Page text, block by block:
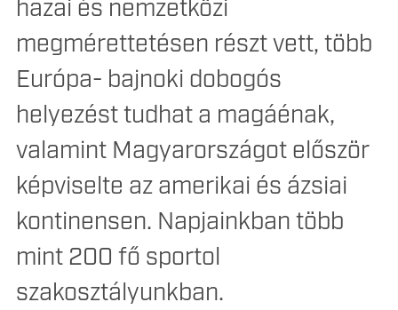
hazai és nemzetközi
megmérettetésen részt vett, több
Európa- bajnoki dobogós
helyezést tudhat a magáénak,
valamint Magyarországot először
képviselte az amerikai és ázsiai
kontinensen. Napjainkban több
mint 200 fő sportol
szakosztályunkban.